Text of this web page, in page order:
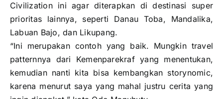
Civilization ini agar diterapkan di destinasi super
prioritas lainnya, seperti Danau Toba, Mandalika,
Labuan Bajo, dan Likupang.
“Ini merupakan contoh yang baik. Mungkin travel
patternnya dari Kemenparekraf yang menentukan,
kemudian nanti kita bisa kembangkan storynomic,
karena menurut saya yang mahal justru cerita yang